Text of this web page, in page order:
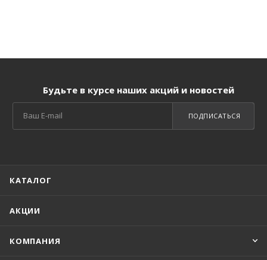
Будьте в курсе наших акций и новостей
ПОДПИСАТЬСЯ
КАТАЛОГ
АКЦИИ
КОМПАНИЯ